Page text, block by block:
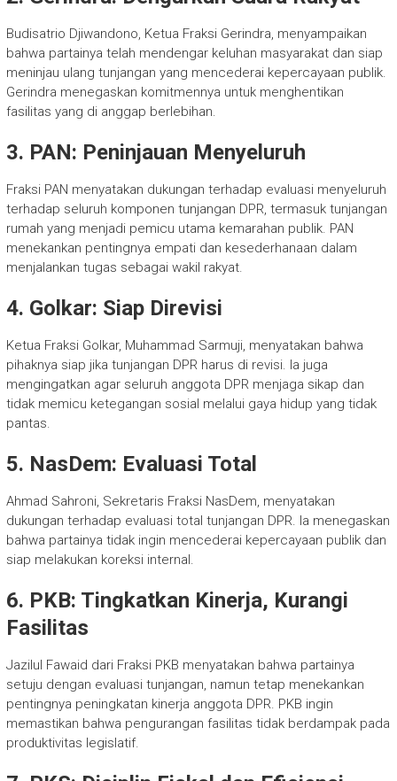
Budisatrio Djiwandono, Ketua Fraksi Gerindra, menyampaikan
bahwa partainya telah mendengar keluhan masyarakat dan siap
meninjau ulang tunjangan yang mencederai kepercayaan publik.
Gerindra menegaskan komitmennya untuk menghentikan
fasilitas yang di anggap berlebihan.
3. PAN: Peninjauan Menyeluruh
Fraksi PAN menyatakan dukungan terhadap evaluasi menyeluruh
terhadap seluruh komponen tunjangan DPR, termasuk tunjangan
rumah yang menjadi pemicu utama kemarahan publik. PAN
menekankan pentingnya empati dan kesederhanaan dalam
menjalankan tugas sebagai wakil rakyat.
4. Golkar: Siap Direvisi
Ketua Fraksi Golkar, Muhammad Sarmuji, menyatakan bahwa
pihaknya siap jika tunjangan DPR harus di revisi. Ia juga
mengingatkan agar seluruh anggota DPR menjaga sikap dan
tidak memicu ketegangan sosial melalui gaya hidup yang tidak
pantas.
5. NasDem: Evaluasi Total
Ahmad Sahroni, Sekretaris Fraksi NasDem, menyatakan
dukungan terhadap evaluasi total tunjangan DPR. Ia menegaskan
bahwa partainya tidak ingin mencederai kepercayaan publik dan
siap melakukan koreksi internal.
6. PKB: Tingkatkan Kinerja, Kurangi
Fasilitas
Jazilul Fawaid dari Fraksi PKB menyatakan bahwa partainya
setuju dengan evaluasi tunjangan, namun tetap menekankan
pentingnya peningkatan kinerja anggota DPR. PKB ingin
memastikan bahwa pengurangan fasilitas tidak berdampak pada
produktivitas legislatif.